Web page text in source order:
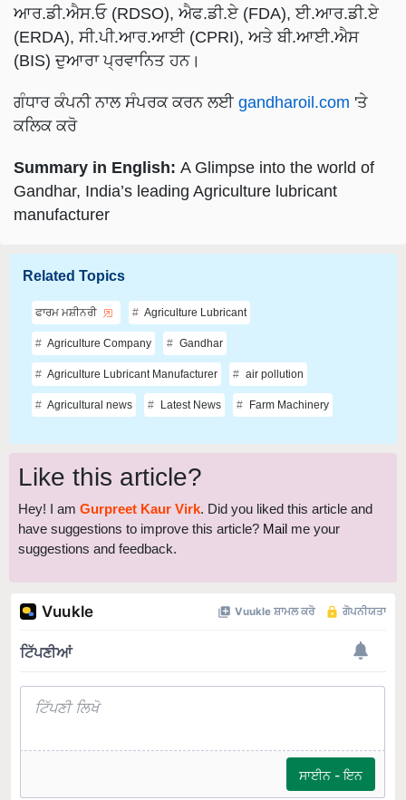
ਆਰ.ਡੀ.ਐਸ.ਓ (RDSO), ਐਫ.ਡੀ.ਏ (FDA), ਈ.ਆਰ.ਡੀ.ਏ
(ERDA), ਸੀ.ਪੀ.ਆਰ.ਆਈ (CPRI), ਅਤੇ ਬੀ.ਆਈ.ਐਸ
(BIS) ਦੁਆਰਾ ਪ੍ਰਵਾਨਿਤ ਹਨ।
ਗੰਧਾਰ ਕੰਪਨੀ ਨਾਲ ਸੰਪਰਕ ਕਰਨ ਲਈ gandharoil.com 'ਤੇ
ਕਲਿਕ ਕਰੋ
Summary in English: A Glimpse into the world of
Gandhar, India’s leading Agriculture lubricant
manufacturer
Related Topics
ਫਾਰਮ ਮਸ਼ੀਨਰੀ Agriculture Lubricant
Agriculture Company Gandhar
Agriculture Lubricant Manufacturer air pollution
Agricultural news Latest News Farm Machinery
Like this article?
Hey! I am Gurpreet Kaur Virk. Did you liked this article and
have suggestions to improve this article? Mail me your
suggestions and feedback.